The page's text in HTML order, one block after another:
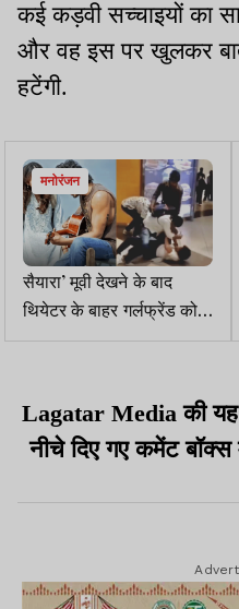
कई कड़वी सच्चाइयों का
और वह इस पर खुलकर
हटेंगी.
मनोरंजन
सैयारा’ मूवी देखने के बाद
थियेटर के बाहर गर्लफ्रेंड को
लेकर भिड़े दो लड़के,वीडियो
Lagatar Media की
नीचे दिए गए कमेंट